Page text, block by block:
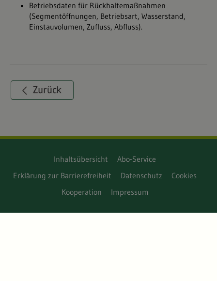
Betriebsdaten für Rückhaltemaßnahmen
(Segmentöffnungen, Betriebsart, Wasserstand,
Einstauvolumen, Zufluss, Abfluss).
Inhaltsübersicht
Abo-Service
Erklärung zur Barrierefreiheit
Datenschutz
Cookies
Kooperation
Impressum